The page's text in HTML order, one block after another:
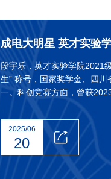
成电大明星 英才实验
段宇乐，英才实验学院2021
生” 称号，国家奖学金、四
一。科创竞赛方面，曾获
奖、2024年嵌入式系统专题
国大学生嵌入式芯片与系统
2025/06
20